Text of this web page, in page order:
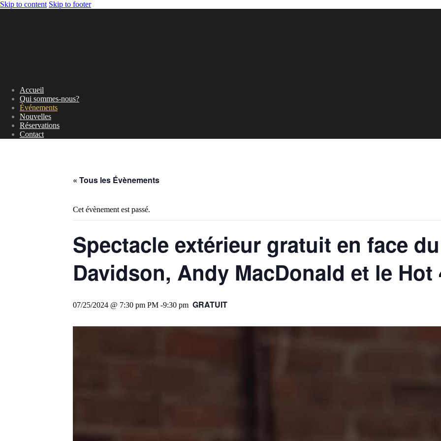
Skip to content Skip to footer
Accueil
Qui sommes-nous?
Événements
Nouvelles
Réservations
Contact
« Tous les Évènements
Cet évènement est passé.
Spectacle extérieur gratuit en face
Davidson, Andy MacDonald et le Hot
07/25/2024 @ 7:30 pm PM -9:30 pm GRATUIT